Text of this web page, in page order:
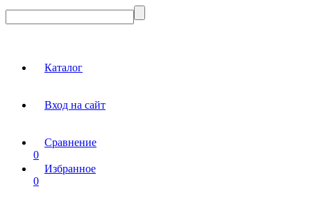
Каталог
Вход на сайт
Сравнение
0
Избранное
0